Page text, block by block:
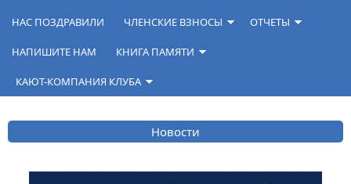
НАС ПОЗДРАВИЛИ ЧЛЕНСКИЕ ВЗНОСЫ ОТЧЕТЫ
НАПИШИТЕ НАМ КНИГА ПАМЯТИ
КАЮТ-КОМПАНИЯ КЛУБА
Новости